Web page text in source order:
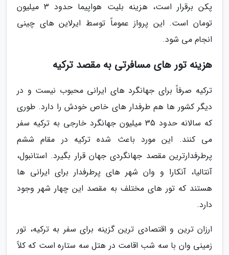
پکن برقرار است، هزینه بلیت هواپیما حدود 3 میلیون
تومان است. این پرواز عموماً توسط ایرلاین های چینی
انجام می شود.
هزینه تور های مسافرتی به مقصد ترکیه
ترکیه صرفاً برای جهانگرد های ایرانی محبوب نیست و در
دیگر کشور ها هم طرفدار های خاص خودش را دارد. طوری
که سالانه حدود 35 میلیون جهانگرد خارجی به ترکیه سفر
می کنند. این مورد باعث شده ترکیه در مقام ششم
پرطرفدارترین مقصد جهانگردی جهان قرار بگیرد. استانبول،
آنتالیا، آنکارا و وان شهر های پرطرفدار برای ایرانی ها
هستند که تور های مختلف به مقصد این چهار شهر وجود
دارد.
ارزان ترین و اقتصادی ترین گزینه برای سفر به ترکیه، تور
زمینی وان با سه شب اقامت در هتل سه ستاره است که کلاً